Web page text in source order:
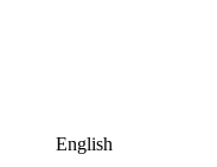
English